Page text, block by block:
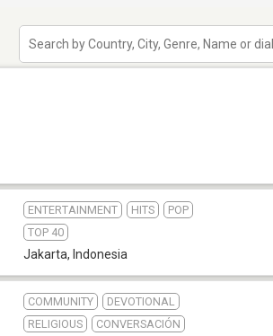
ENTERTAINMENT HITS
POP
TOP 40
Jakarta, Indonesia
COMMUNITY
DEVOTIONAL
RELIGIOUS
CONVERSACIÓN